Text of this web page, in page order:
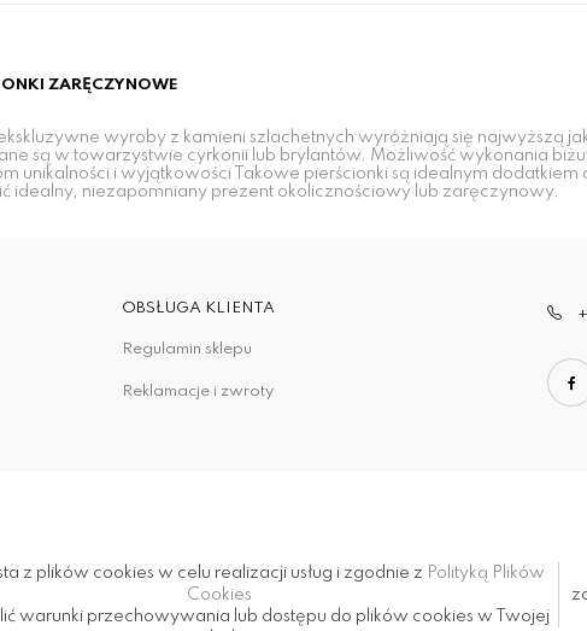
ZARĘCZYNOWE
wyroby z kamieni szlachetnych wyróżniają się najwyższą
są w towarzystwie cyrkonii lub brylantów. Możliwość wykonania
unikalności i wyjątkowości Takowe pierścionki są idealnym
idealny, niezapomniany prezent okolicznościowy lub zaręczynowy.
OBSŁUGA KLIENTA
Regulamin sklepu
Reklamacje i zwroty
z plików cookies w celu realizacji usług i zgodnie z Polityką Plików
Cookies
warunki przechowywania lub dostępu do plików cookies w Twojej